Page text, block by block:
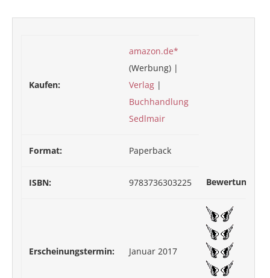
Kaufen:
amazon.de*
(Werbung) |
Verlag |
Buchhandlung
Sedlmair
Format: Paperback
ISBN: 9783736303225 Bewertung:
Erscheinungstermin: Januar 2017